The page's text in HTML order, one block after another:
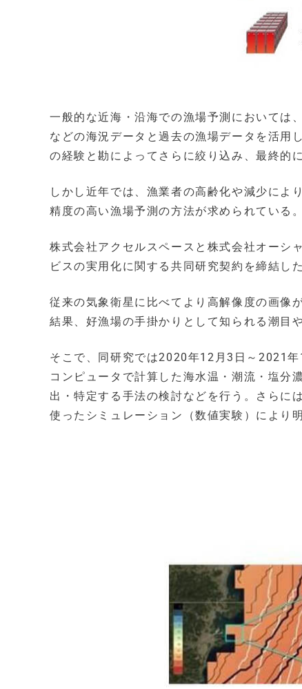
一般的な近海・沿海での漁場予測においては
などの海況データと過去の漁場データを活用
の経験と勘によってさらに絞り込み、最終的
しかし近年では、漁業者の高齢化や減少によ
精度の高い漁場予測の方法が求められている。
株式会社アクセルスペースと株式会社オーシ
ビスの実用化に関する共同研究契約を締結した
従来の気象衛星に比べてより高解像度の画像
結果、好漁場の手掛かりとして知られる潮目
そこで、同研究では2020年12月3日～2021
コンピュータで計算した海水温・潮流・塩分
出・特定する手法の検討などを行う。さらに
使ったシミュレーション（数値実験）により